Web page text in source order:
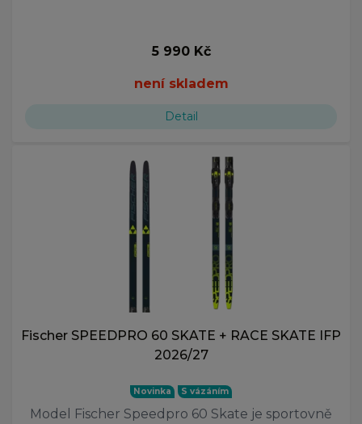
5 990 Kč
není skladem
Detail
Fischer SPEEDPRO 60 SKATE + RACE SKATE IFP
2026/27
Novinka S vázáním
Model Fischer Speedpro 60 Skate je sportovně